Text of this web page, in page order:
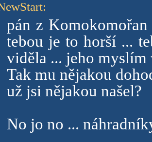
:
pán z
tebou je to horší ...
viděla ... jeho
Tak mu nějakou
už jsi nějakou našel?
No jo no ...